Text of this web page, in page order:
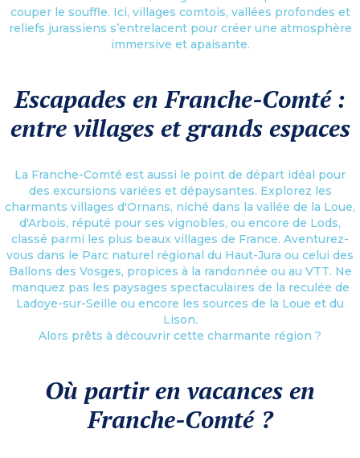
couper le souffle. Ici, villages comtois, vallées profondes et
reliefs jurassiens s’entrelacent pour créer une atmosphère
immersive et apaisante.
Escapades en Franche-Comté :
entre villages et grands espaces
La Franche-Comté est aussi le point de départ idéal pour
des excursions variées et dépaysantes. Explorez les
charmants villages d'Ornans, niché dans la vallée de la Loue,
d'Arbois, réputé pour ses vignobles, ou encore de Lods,
classé parmi les plus beaux villages de France. Aventurez-
vous dans le Parc naturel régional du Haut-Jura ou celui des
Ballons des Vosges, propices à la randonnée ou au VTT. Ne
manquez pas les paysages spectaculaires de la reculée de
Ladoye-sur-Seille ou encore les sources de la Loue et du
Lison.
Alors prêts à découvrir cette charmante région ?
Où partir en vacances en
Franche-Comté ?